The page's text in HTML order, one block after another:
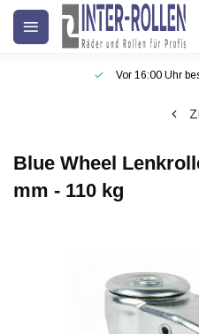
Vor 16:00 Uhr
Blue Wheel
mm - 110 kg